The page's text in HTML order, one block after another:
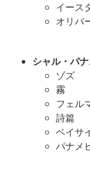
イース
オリバ
シャル・パ
ゾズ
霧
フェル
詩篇
ベイサ
パナメ